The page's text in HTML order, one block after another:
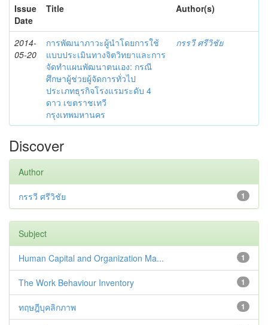
Issue
Date
Title Author(s)
2014-
05-20
การพัฒนาภาวะผู้นำโดยการใช้
แบบประเมินทางจิตวิทยาและการ
จัดทำแผนพัฒนาตนเอง: กรณี
ศึกษาผู้ช่วยผู้จัดการทั่วไป
ประเภทธุรกิจโรงแรมระดับ 4
ดาว เขตราชเทวี
กรุงเทพมหานคร
กรรวี ศรีวิชัย
Discover
Author
1
กรรวี ศรีวิชัย
Subject
1
Human Capital and Organization Ma...
1
The Work Behaviour Inventory
1
ทฤษฎีบุคลิกภาพ